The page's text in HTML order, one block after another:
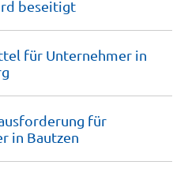
beseitigt
für Unternehmer in
für
in Bautzen